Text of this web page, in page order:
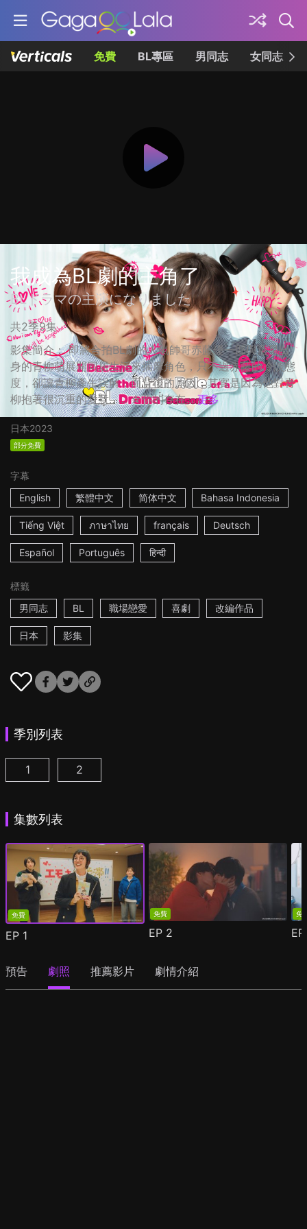
免費 BL專區 男同志 女同志
我成為BL劇的主角了
BLドラマの主演になりました
共2季9集
影集簡介： 即將合拍BL劇的人氣帥哥赤藤優一郎與童星出
身的青柳萌展開同居生活來揣摩角色，只不過赤藤的冷淡態
度，卻讓青柳產生誤解，而背後的原因，其實是因為他對青
柳抱著很沉重的愛意…… ☆你的存在... 更多
日本2023
部分免費
字幕
English
繁體中文 简体中文 Bahasa Indonesia
Tiếng Việt ภาษาไทย français Deutsch
Español Português हिन्दी
標籤
男同志
BL 職場戀愛 喜劇 改編作品
日本 影集
季別列表
我成為BL劇的主角了 第1集
1 我成為BL劇的主角了 第2季 第1集
2
集數列表
免費
EP 1
免費
EP 2
免
預告 劇照 推薦影片 劇情介紹